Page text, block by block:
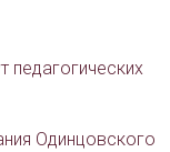
педагогических
Одинцовского